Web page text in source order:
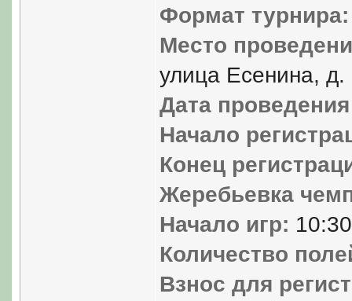
Формат турнира:
Место
улица Есенина,
Дата
Начало
Конец
Жеребьевка
Начало игр:
Количество
Взнос для